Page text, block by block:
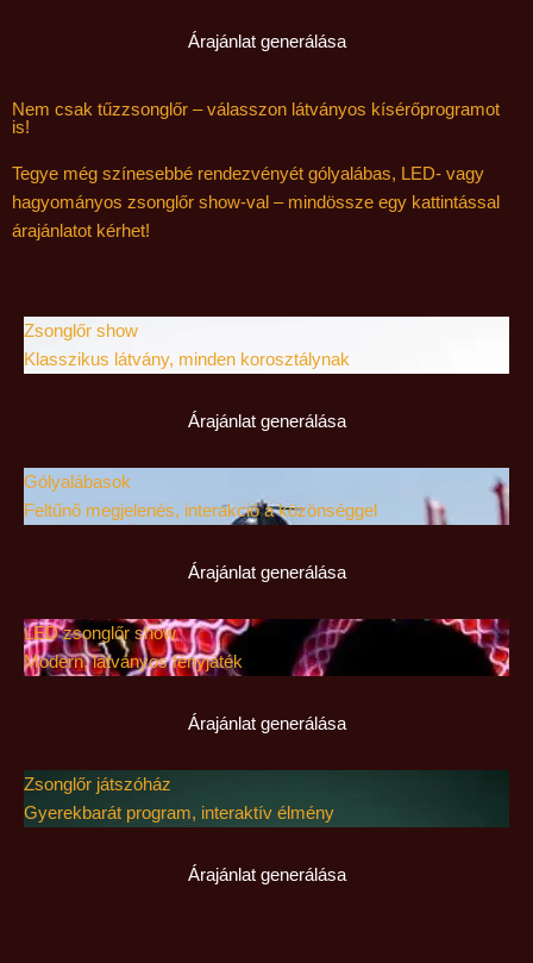
Árajánlat generálása
Nem csak tűzzsonglőr – válasszon látványos kísérőprogramot
is!
Tegye még színesebbé rendezvényét gólyalábas, LED- vagy
hagyományos zsonglőr show-val – mindössze egy kattintással
árajánlatot kérhet!
Zsonglőr show
Klasszikus látvány, minden korosztálynak
Árajánlat generálása
Gólyalábasok
Feltűnő megjelenés, interakció a közönséggel
Árajánlat generálása
LED zsonglőr show
Modern, látványos fényjáték
Árajánlat generálása
Zsonglőr játszóház
Gyerekbarát program, interaktív élmény
Árajánlat generálása